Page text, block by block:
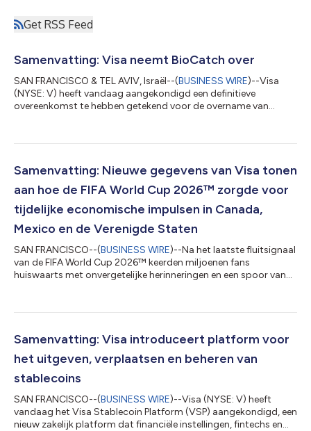
Get RSS Feed
Samenvatting: Visa neemt BioCatch over
SAN FRANCISCO & TEL AVIV, Israël--(BUSINESS WIRE)--Visa
(NYSE: V) heeft vandaag aangekondigd een definitieve
overeenkomst te hebben getekend voor de overname van
fondsen beheerd door Permira en andere aandeelhouders voor $
aanvulling op Visa's bestaande oplossingen voor
cyberbeveiliging, fraude, risicobeheer en beveiliging en...
Samenvatting: Nieuwe gegevens van Visa tonen
aan hoe de FIFA World Cup 2026™ zorgde voor
tijdelijke economische impulsen in Canada,
Mexico en de Verenigde Staten
SAN FRANCISCO--(BUSINESS WIRE)--Na het laatste fluitsignaal
van de FIFA World Cup 2026™ keerden miljoenen fans
huiswaarts met onvergetelijke herinneringen en een spoor van
uitgaven tijdens het toernooi zorgden voor een aanzienlijke
gaststeden in Canada, Mexico en de Verenigde Staten. Deze
bekendmaking is officieel geldend...
Samenvatting: Visa introduceert platform voor
het uitgeven, verplaatsen en beheren van
stablecoins
SAN FRANCISCO--(BUSINESS WIRE)--Visa (NYSE: V) heeft
vandaag het Visa Stablecoin Platform (VSP) aangekondigd, een
nieuw zakelijk platform dat financiële instellingen, fintechs en